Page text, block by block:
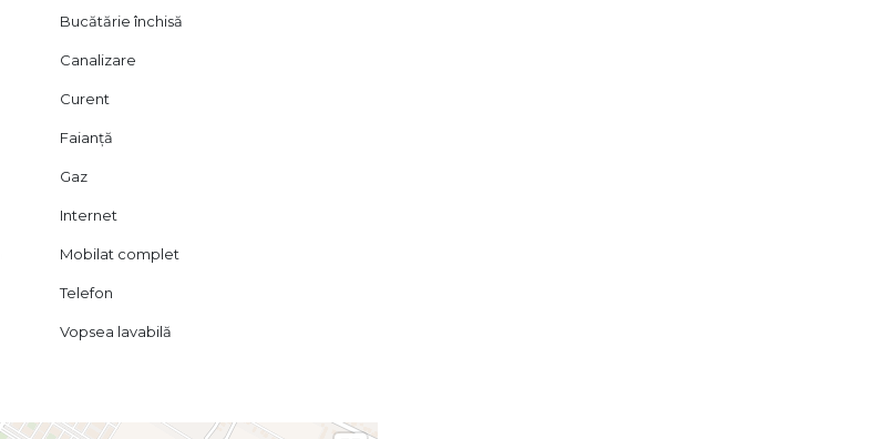
Bucătărie închisă
Canalizare
Curent
Faianță
Gaz
Internet
Mobilat complet
Telefon
Vopsea lavabilă